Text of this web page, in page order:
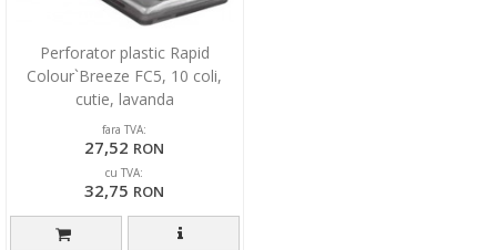
Perforator plastic Rapid
Colour`Breeze FC5, 10 coli,
cutie, lavanda
fara TVA:
27,52 RON
cu TVA:
32,75 RON